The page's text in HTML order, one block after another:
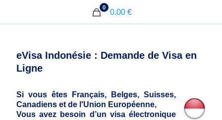
0
0.00 €
eVisa Indonésie : Demande de Visa en
Ligne
Si vous êtes Français, Belges, Suisses,
Canadiens et de l'Union Européenne,
Vous avez besoin d’un visa électronique